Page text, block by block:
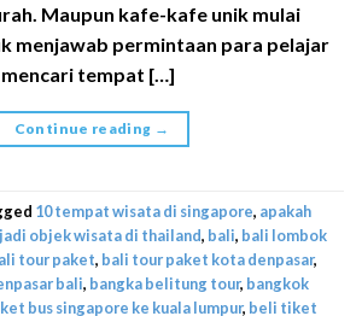
Maupun kafe-kafe unik mulai
menjawab permintaan para pelajar
mencari tempat […]
Continue reading →
10 tempat wisata di singapore, apakah
objek wisata di thailand, bali, bali lombok
tour paket, bali tour paket kota denpasar,
bali, bangka belitung tour, bangkok
bus singapore ke kuala lumpur, beli tiket